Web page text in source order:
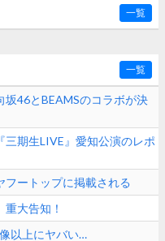
一覧
一覧
坂46とBEAMSのコラボが決
三期生LIVE』愛知公演のレポ
フートップに掲載される
重大告知！
以上にヤバい…